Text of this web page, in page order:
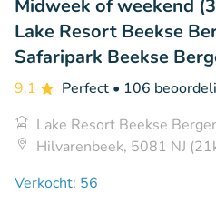
Midweek of weekend
Lake Resort Beekse
Safaripark Beekse
9.1 Perfect • 106
Lake Resort Beekse
Hilvarenbeek, 5081 NJ
Verkocht: 56